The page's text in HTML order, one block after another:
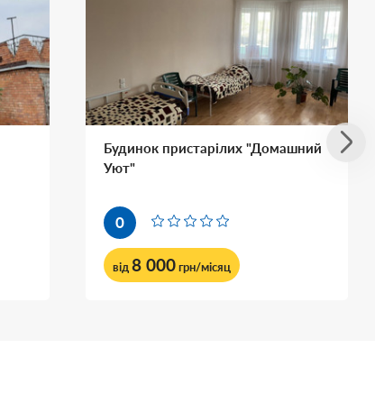
Будинок пристарілих "Домашний
Уют"
0
від 8 000грн/місяц